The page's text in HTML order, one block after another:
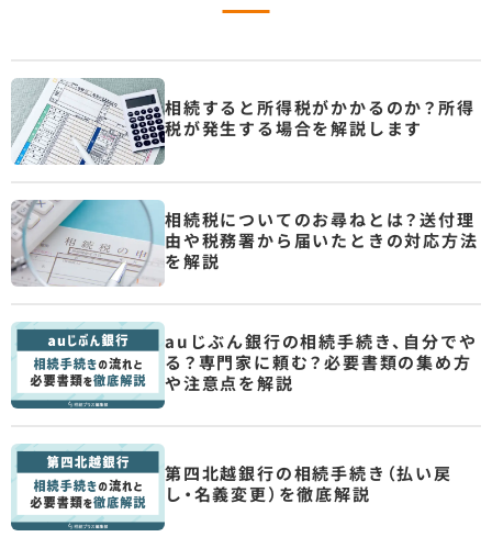
相続すると所得税がかかるのか？所得
税が発生する場合を解説します
相続税についてのお尋ねとは？送付理
由や税務署から届いたときの対応方法
を解説
auじぶん銀行の相続手続き、自分でや
る？専門家に頼む？必要書類の集め方
や注意点を解説
第四北越銀行の相続手続き（払い戻
し・名義変更）を徹底解説